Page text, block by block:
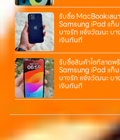
รับซื้อ MacBookเส
Samsung iPad แท็บ
บางรัก แจ้งวัฒนะ บา
เงินทันที
รับซื้อสินค้าไอทีลาดพ
Samsung iPad แท็บ
บางรัก แจ้งวัฒนะ บา
เงินทันที